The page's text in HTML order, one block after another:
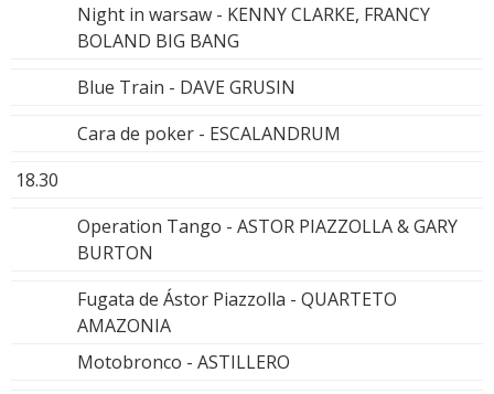
Night in warsaw - KENNY CLARKE, FRANCY
BOLAND BIG BANG
Blue Train - DAVE GRUSIN
Cara de poker - ESCALANDRUM
18.30
Operation Tango - ASTOR PIAZZOLLA & GARY
BURTON
Fugata de Ástor Piazzolla - QUARTETO
AMAZONIA
Motobronco - ASTILLERO